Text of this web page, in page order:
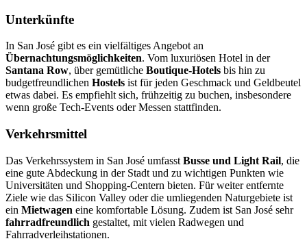
Unterkünfte
In San José gibt es ein vielfältiges Angebot an
Übernachtungsmöglichkeiten. Vom luxuriösen Hotel in der
Santana Row, über gemütliche Boutique-Hotels bis hin zu
budgetfreundlichen Hostels ist für jeden Geschmack und Geldbeutel
etwas dabei. Es empfiehlt sich, frühzeitig zu buchen, insbesondere
wenn große Tech-Events oder Messen stattfinden.
Verkehrsmittel
Das Verkehrssystem in San José umfasst Busse und Light Rail, die
eine gute Abdeckung in der Stadt und zu wichtigen Punkten wie
Universitäten und Shopping-Centern bieten. Für weiter entfernte
Ziele wie das Silicon Valley oder die umliegenden Naturgebiete ist
ein Mietwagen eine komfortable Lösung. Zudem ist San José sehr
fahrradfreundlich gestaltet, mit vielen Radwegen und
Fahrradverleihstationen.